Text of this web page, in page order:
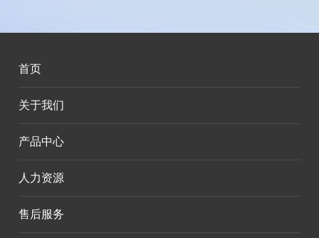
首页
关于我们
产品中心
人力资源
售后服务